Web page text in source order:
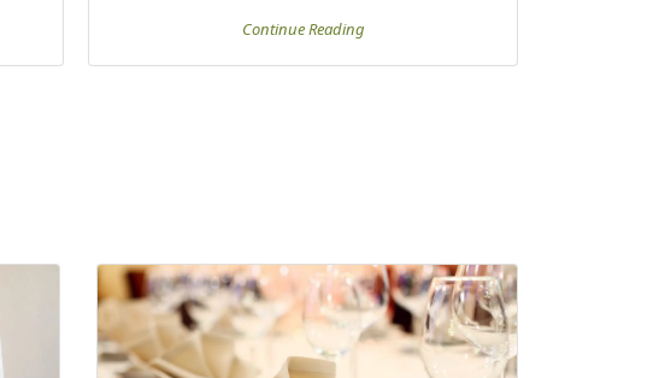
Continue Reading